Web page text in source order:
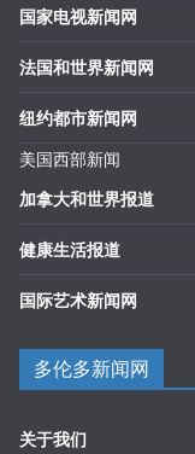
国家电视新闻网
法国和世界新闻网
纽约都市新闻网
美国西部新闻
加拿大和世界报道
健康生活报道
国际艺术新闻网
多伦多新闻网
关于我们